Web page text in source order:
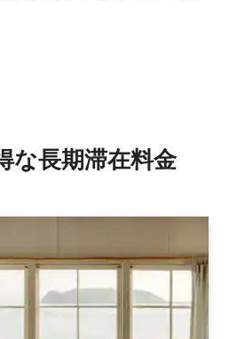
星中5つ星の平均評価
な長⁠期⁠滞⁠在料⁠金